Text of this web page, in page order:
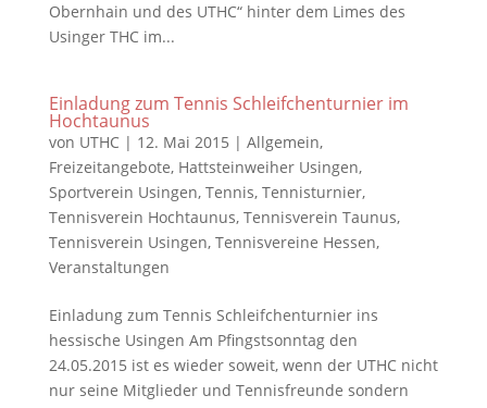
Obernhain und des UTHC“ hinter dem Limes des
Usinger THC im...
Einladung zum Tennis Schleifchenturnier im
Hochtaunus
von UTHC| 12. Mai 2015 | Allgemein,
Freizeitangebote, Hattsteinweiher Usingen,
Sportverein Usingen, Tennis, Tennisturnier,
Tennisverein Hochtaunus, Tennisverein Taunus,
Tennisverein Usingen, Tennisvereine Hessen,
Veranstaltungen
Einladung zum Tennis Schleifchenturnier ins
hessische Usingen Am Pfingstsonntag den
24.05.2015 ist es wieder soweit, wenn der UTHC nicht
nur seine Mitglieder und Tennisfreunde sondern